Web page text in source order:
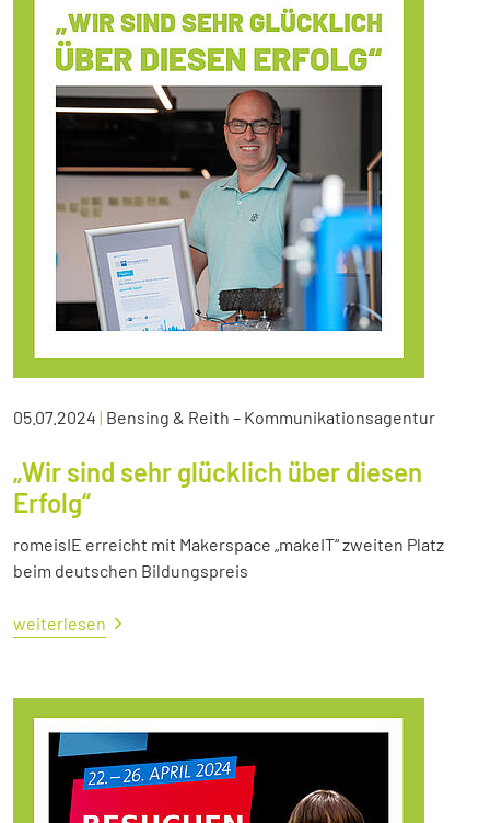
05.07.2024 | Bensing & Reith – Kommunikationsagentur
„Wir sind sehr glücklich über diesen
Erfolg“
romeisIE erreicht mit Makerspace „makeIT“ zweiten Platz
beim deutschen Bildungspreis
weiterlesen